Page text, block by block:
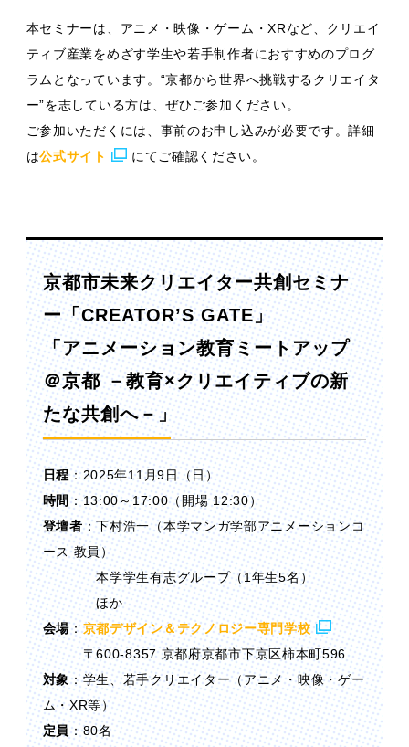
本セミナーは、アニメ・映像・ゲーム・XRなど、クリエイ
ティブ産業をめざす学生や若手制作者におすすめのプログ
ラムとなっています。“京都から世界へ挑戦するクリエイタ
ー”を志している方は、ぜひご参加ください。
ご参加いただくには、事前のお申し込みが必要です。詳細
は公式サイト にてご確認ください。
京都市未来クリエイター共創セミナ
ー「CREATOR’S GATE」
「アニメーション教育ミートアップ
＠京都 －教育×クリエイティブの新
たな共創へ－」
日程：2025年11月9日（日）
時間 ：13:00～17:00（開場 12:30）
登壇者：下村浩一（本学マンガ学部アニメーションコ
ース 教員）
本学学生有志グループ（1年生5名）
ほか
会場：京都デザイン＆テクノロジー専門学校
〒600-8357 京都府京都市下京区柿本町596
対象：学生、若手クリエイター（アニメ・映像・ゲー
ム・XR等）
定員：80名